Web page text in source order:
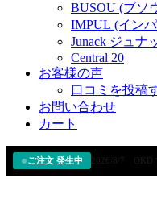
BUSOU (ブソ
IMPUL (イン
Junack ジュナ
Central 20
お客様の声
口コミを投稿
お問い合わせ
カート
ご注文 発生中 2026/8/7 TDI